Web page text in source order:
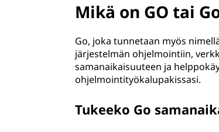
Mikä on GO tai
Go, joka tunnetaan myös
järjestelmän ohjelmointiin,
samanaikaisuuteen ja
ohjelmointityökalupakissasi.
Tukeeko Go